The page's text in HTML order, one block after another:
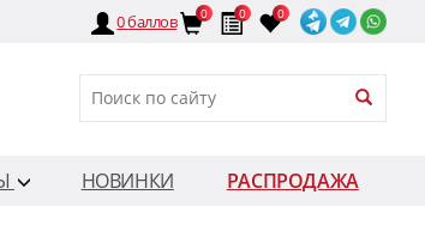
0баллов 0 0 0
НОВИНКИ
РАСПРОДАЖА